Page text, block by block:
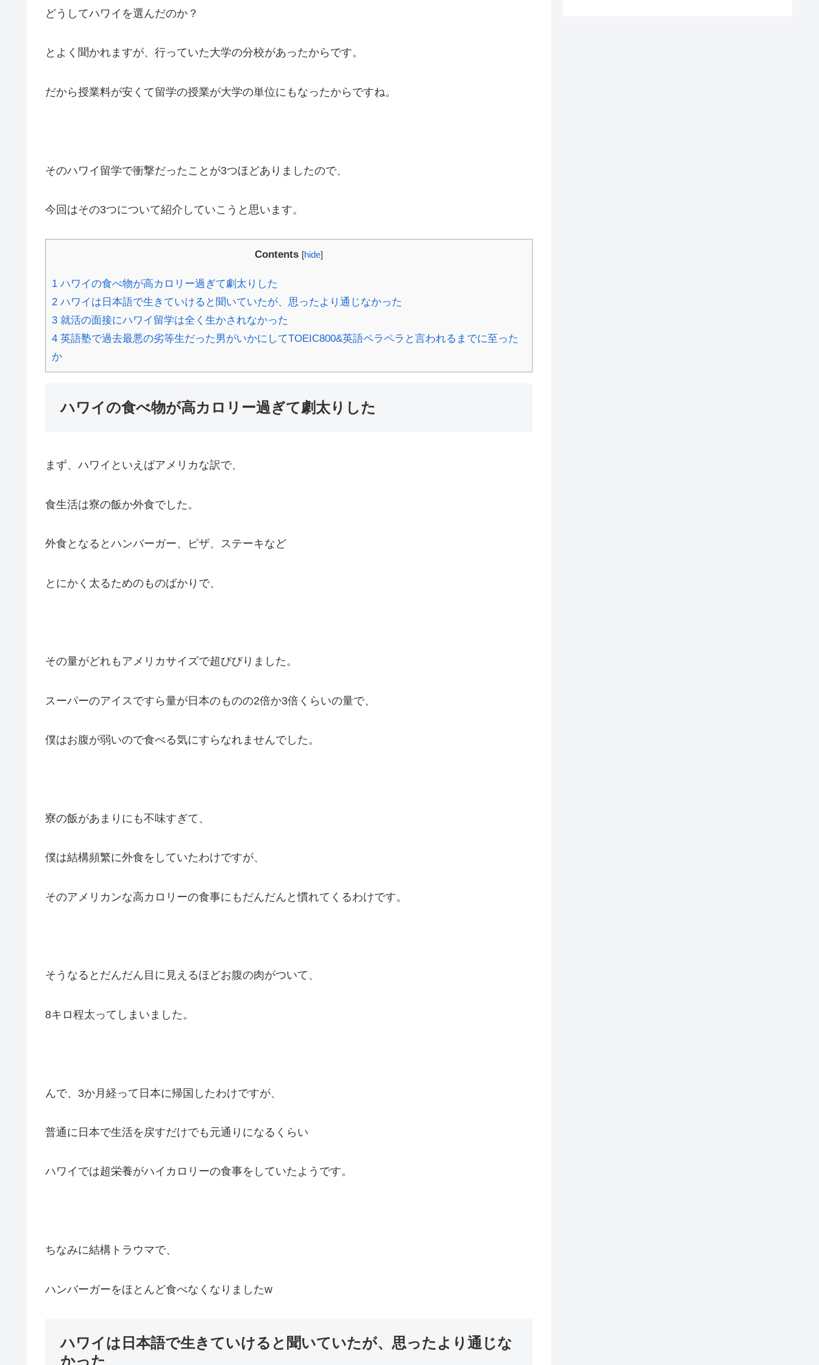
どうしてハワイを選んだのか？
とよく聞かれますが、行っていた大学の分校があったからです。
だから授業料が安くて留学の授業が大学の単位にもなったからですね。
そのハワイ留学で衝撃だったことが3つほどありましたので、
今回はその3つについて紹介していこうと思います。
Contents [hide]
1 ハワイの食べ物が高カロリー過ぎて劇太りした
2 ハワイは日本語で生きていけると聞いていたが、思ったより通じなかった
3 就活の面接にハワイ留学は全く生かされなかった
4 英語塾で過去最悪の劣等生だった男がいかにしてTOEIC800&英語ペラペラと言われるまでに至った
か
ハワイの食べ物が高カロリー過ぎて劇太りした
まず、ハワイといえばアメリカな訳で、
食生活は寮の飯か外食でした。
外食となるとハンバーガー、ピザ、ステーキなど
とにかく太るためのものばかりで、
その量がどれもアメリカサイズで超びびりました。
スーパーのアイスですら量が日本のものの2倍か3倍くらいの量で、
僕はお腹が弱いので食べる気にすらなれませんでした。
寮の飯があまりにも不味すぎて、
僕は結構頻繁に外食をしていたわけですが、
そのアメリカンな高カロリーの食事にもだんだんと慣れてくるわけです。
そうなるとだんだん目に見えるほどお腹の肉がついて、
8キロ程太ってしまいました。
んで、3か月経って日本に帰国したわけですが、
普通に日本で生活を戻すだけでも元通りになるくらい
ハワイでは超栄養がハイカロリーの食事をしていたようです。
ちなみに結構トラウマで、
ハンバーガーをほとんど食べなくなりましたw
ハワイは日本語で生きていけると聞いていたが、思ったより通じな
かった